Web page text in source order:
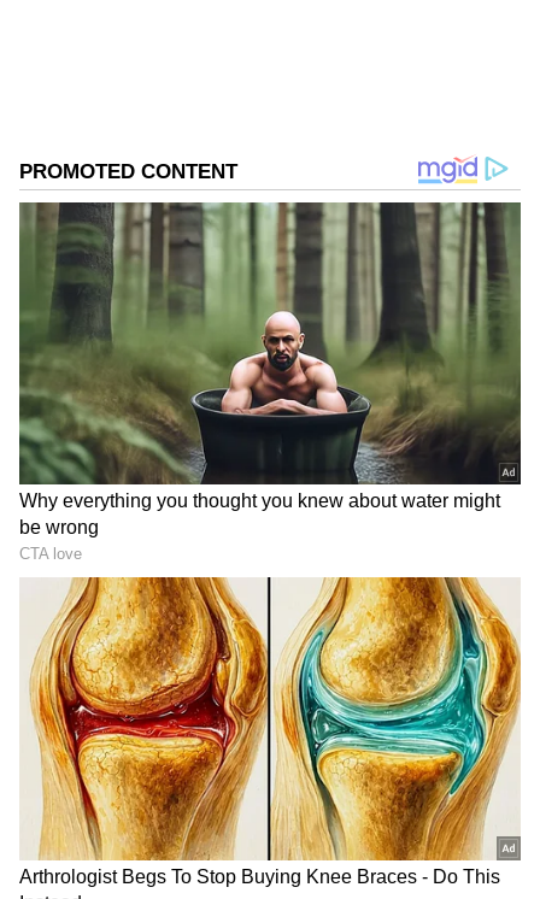
ವಿದ್ಯಾರ್ಥಿಗಳನ್ನ ಫೇಲ್‌ ಮಾಡುವಂತಿಲ್ಲ:ರಾಜ್ಯದಾದ್ಯಂತ
ಎರಡೂ ತರಗತಿಗಳಿಗೆ ಬೋರ್ಡ್‌ ಪರೀಕ್ಷೆಯನ್ನು ನಡೆಸಲು
ಹೈಕೋರ್ಟ್‌ ಅನುಮತಿಯನ್ನು ನೀಡಿದೆ. ಆದರೆ, ಇದರಲ್ಲಿ
ವಿದ್ಯಾರ್ಥಿಗಳು ಹಾಗೂ ಪೋಷಕರಿಗೆ ಸಂತಸ ಆಗುವಂತಹ
ಒಂದು ವಿಚಾರವೂ ಕೂಡ ಇದರಲ್ಲಿದೆ. ಮಾ.27ರಿಂದ
ಪರೀಕ್ಷೆಯನ್ನು ನಡೆಸಬೇಕು. ಕೂಡಲೇ ಪರೀಕ್ಷಾ
ವೇಳಾಪಟ್ಟಿಯನ್ನು ಸಿದ್ಧಪಡಿಸಿ ಎಂದು ಸೂಚನೆ ನೀಡಿದೆ.
ಜೊತೆಗೆ, ಪರೀಕ್ಷೆ ಬರೆದ ಯಾವುದೇ ವಿದ್ಯಾರ್ಥಿಗಳನ್ನು
ಅನುತ್ತೀರ್ಣ (ಫೇಲ್‌) ಮಾಡಬಾರದು ಎಂದು ಶಿಕ್ಷಣ ಇಲಾಖೆಗೆ
ನಿರ್ದೇಶನವನ್ನು ನೀಡಿದೆ.
ಮಾ.13ರಿಂದ ಆರಂಭವಾಗಬೇಕಿದ್ದ ಪರೀಕ್ಷೆ:ಸರ್ಕಾರದ
DOWNLOAD APP